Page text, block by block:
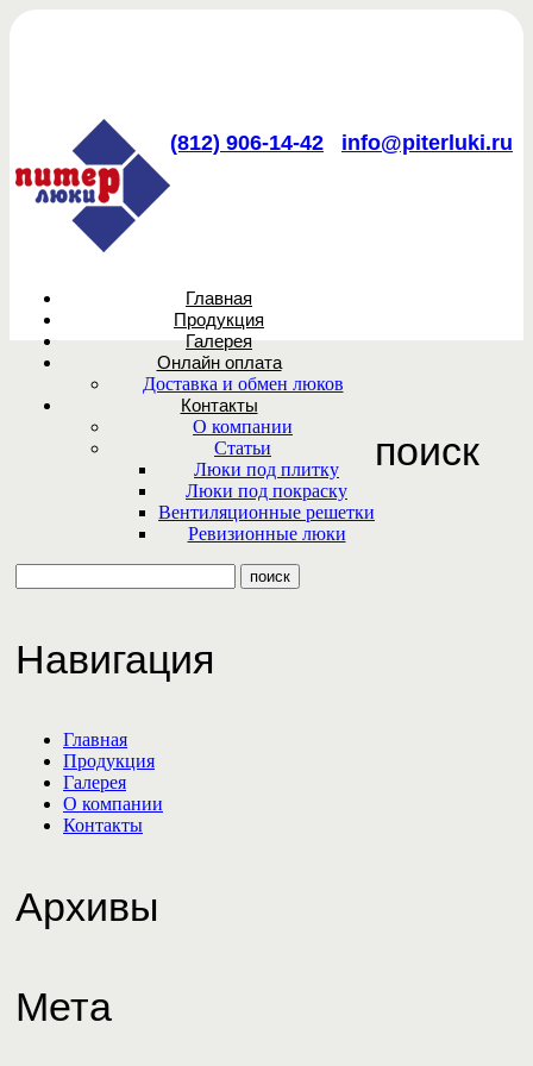
(812) 906-14-42 info@piterluki.ru
Главная
Продукция
Галерея
Онлайн оплата
Доставка и обмен люков
Контакты
О компании
Статьи
Люки под плитку
Люки под покраску
Вентиляционные решетки
Ревизионные люки
поиск
Навигация
Главная
Продукция
Галерея
О компании
Контакты
Архивы
Мета